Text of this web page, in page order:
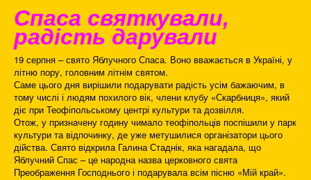
Спаса святкували,
радість дарували
19 серпня – свято Яблучного Спаса. Воно вважається в Україні, у
літню пору, головним літнім святом.
Саме цього дня вирішили подарувати радість усім бажаючим, в
тому числі і людям похилого вік, члени клубу «Скарбниця», який
діє при Теофіпольському центрі культури та дозвілля.
Отож, у призначену годину чимало теофіпольців поспішили у парк
культури та відпочинку, де уже метушилися організатори цього
дійства. Свято відкрила Галина Стаднік, яка нагадала, що
Яблучний Спас – це народна назва церковного свята
Преображення Господнього і подарувала всім пісню «Мій край».